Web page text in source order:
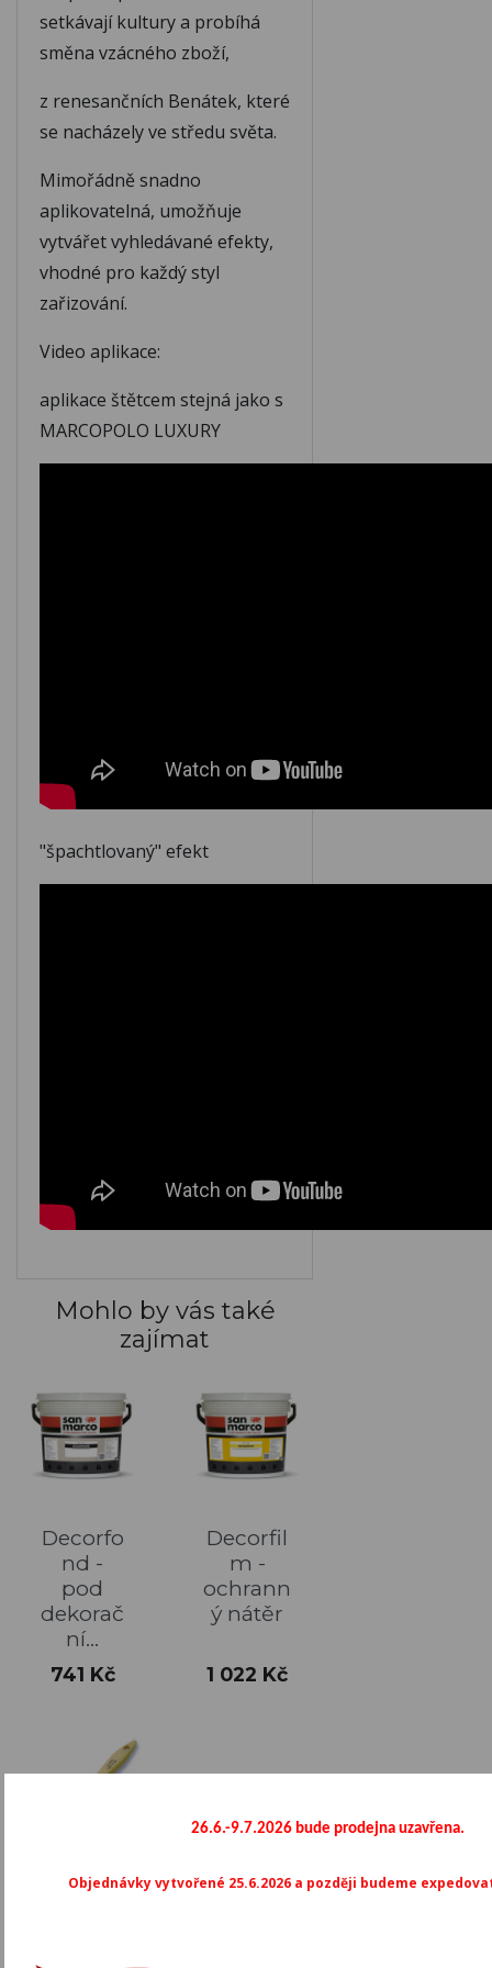
M128
M130
M133 M134
M135 M136
M137 M138
M147 M148
M149 M150
setkávají kultury a probíhá
směna vzácného zboží,
z renesančních Benátek, které
se nacházely ve středu světa.
Mimořádně snadno
aplikovatelná, umožňuje
vytvářet vyhledávané efekty,
vhodné pro každý styl
zařizování.
Video aplikace:
aplikace štětcem stejná jako s
MARCOPOLO LUXURY
"špachtlovaný" efekt
Mohlo by vás také
zajímat
Decorfo
nd -
pod
dekorač
ní...
Cena
741 Kč
Decorfil
m -
ochrann
ý nátěr
Cena
1 022 Kč
Štětec
26.6.-9.7.2026 bude prodejna uzavřena.
Objednávky vytvořené 25.6.2026 a později budeme